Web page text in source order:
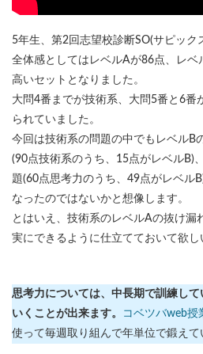
5年生、第2回志望校診断SO(サピック
全体感としてはレベルAが86点、レベ
高いセットとなりました。
大問4番までが技術系、大問5番と6番
られていました。
今回は技術系の問題の中でもレベルB
(90点技術系のうち、15点がレベルB)
題(60点思考力のうち、49点がレベル
なったのではないかと想像します。
とはいえ、技術系のレベルAの抜け漏
実にできるように仕立てておいて欲し
思考力については、中長期で訓練し
いくことが出来ます。
コベツバweb授
使って毎週取り組んで年単位で鍛えて